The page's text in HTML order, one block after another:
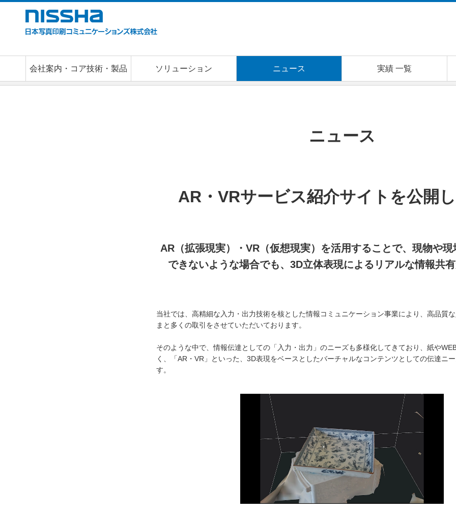
会社案内・コア技術・製品 ソリューション ニュース 実績 一覧
日本写真印刷コミュニケーションズTOP
ニュース
AR・VRサービス紹介サイトを公開
AR（拡張現実）・VR（仮想現実）を活用することで、現物や
できないような場合でも、3D立体表現によるリアルな情報共有
当社では、高精細な入力・出力技術を核とした情報コミュニケーション事業により、高品質
まと多くの取引をさせていただいております。
そのような中で、情報伝達としての「入力・出力」のニーズも多様化してきており、紙や
く、「AR・VR」といった、3D表現をベースとしたバーチャルなコンテンツとしての伝達ニ
す。